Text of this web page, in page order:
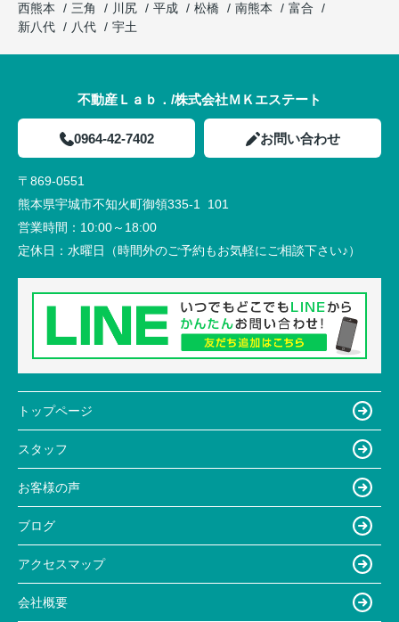
西熊本
三角 川尻 平成 松橋 南熊本
富合
新八代
八代 宇土
不動産Ｌａｂ．/株式会社ＭＫエステート
0964-42-7402 お問い合わせ
〒869-0551
熊本県宇城市不知火町御領335-1 101
営業時間： 10:00～18:00
定休日： 水曜日（時間外のご予約もお気軽にご相談下さい♪）
トップページ
スタッフ
お客様の声
ブログ
アクセスマップ
会社概要